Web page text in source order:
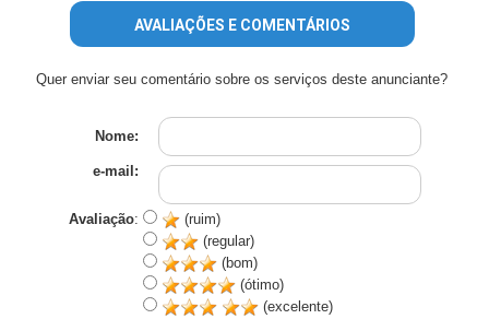
AVALIAÇÕES E COMENTÁRIOS
Quer enviar seu comentário sobre os serviços deste anunciante?
Nome:
e-mail:
Avaliação:
(ruim)
(regular)
(bom)
(ótimo)
(excelente)